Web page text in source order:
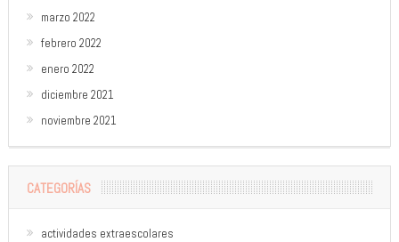
marzo 2022
febrero 2022
enero 2022
diciembre 2021
noviembre 2021
CATEGORÍAS
actividades extraescolares